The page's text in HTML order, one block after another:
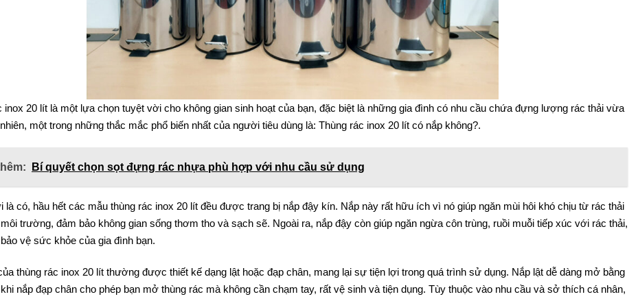
inox 20 lít là một lựa chọn tuyệt vời cho không gian sinh hoạt của bạn, đặc biệt là những gia đình có nhu cầu chứa đựng lượng rác thải vừa
một trong những thắc mắc phổ biến nhất của người tiêu dùng là: Thùng rác inox 20 lít có nắp không?.
Bí quyết chọn sọt đựng rác nhựa phù hợp với nhu cầu sử dụng
là có, hầu hết các mẫu thùng rác inox 20 lít đều được trang bị nắp đậy kín. Nắp này rất hữu ích vì nó giúp ngăn mùi hôi khó chịu từ rác thải
môi trường, đảm bảo không gian sống thơm tho và sạch sẽ. Ngoài ra, nắp đậy còn giúp ngăn ngừa côn trùng, ruồi muỗi tiếp xúc với rác thải,
vệ sức khỏe của gia đình bạn.
thùng rác inox 20 lít thường được thiết kế dạng lật hoặc đạp chân, mang lại sự tiện lợi trong quá trình sử dụng. Nắp lật dễ dàng mở bằng
nắp đạp chân cho phép bạn mở thùng rác mà không cần chạm tay, rất vệ sinh và tiện dụng. Tùy thuộc vào nhu cầu và sở thích cá nhân,